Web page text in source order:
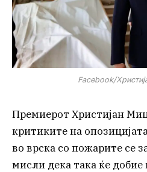
Facebook/
Премиерот Христијан
критиките на
во врска со пожарите се
мисли дека така ќе